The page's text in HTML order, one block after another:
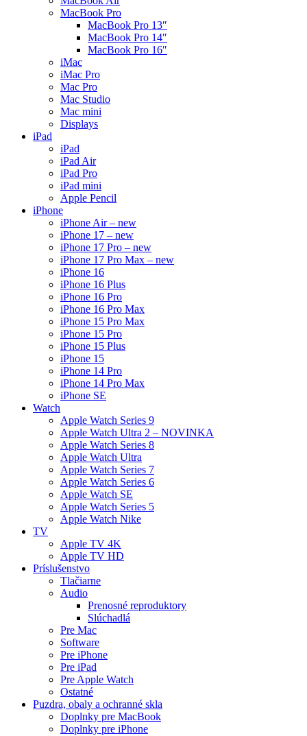
MacBook Pro
MacBook Pro 13″
MacBook Pro 14″
MacBook Pro 16″
iMac
iMac Pro
Mac Pro
Mac Studio
Mac mini
Displays
iPad
iPad
iPad Air
iPad Pro
iPad mini
Apple Pencil
iPhone
iPhone Air – new
iPhone 17 – new
iPhone 17 Pro – new
iPhone 17 Pro Max – new
iPhone 16
iPhone 16 Plus
iPhone 16 Pro
iPhone 16 Pro Max
iPhone 15 Pro Max
iPhone 15 Pro
iPhone 15 Plus
iPhone 15
iPhone 14 Pro
iPhone 14 Pro Max
iPhone SE
Watch
Apple Watch Series 9
Apple Watch Ultra 2 – NOVINKA
Apple Watch Series 8
Apple Watch Ultra
Apple Watch Series 7
Apple Watch Series 6
Apple Watch SE
Apple Watch Series 5
Apple Watch Nike
TV
Apple TV 4K
Apple TV HD
Príslušenstvo
Tlačiarne
Audio
Prenosné reproduktory
Slúchadlá
Pre Mac
Software
Pre iPhone
Pre iPad
Pre Apple Watch
Ostatné
Puzdra, obaly a ochranné skla
Doplnky pre MacBook
Doplnky pre iPhone